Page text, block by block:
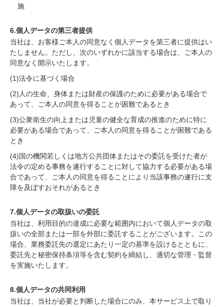
施
6.個人データの第三者提供
当社は、お客様ご本人の同意なく個人データを第三者に提供はい
たしません。ただし、次のいずれかに該当する場合は、ご本人の
同意なく開示いたします。
(1)法令に基づく場合
(2)人の生命、身体または財産の保護のために必要がある場合で
あって、ご本人の同意を得ることが困難であるとき
(3)公衆衛生の向上または児童の健全な育成の推進のために特に
必要がある場合であって、ご本人の同意を得ることが困難である
とき
(4)国の機関若しくは地方公共団体またはその委託を受けた者が
法令の定める事務を遂行することに対して協力する必要がある場
合であって、ご本人の同意を得ることにより当該事務の遂行に支
障を及ぼすおそれがあるとき
7.個人データの取扱いの委託
当社は、利用目的の達成に必要な範囲内において個人データの取
扱いの全部または一部を外部に委託することがございます。この
場合、業務委託先の選定にあたり一定の基準を設けるとともに、
委託先と秘密保持条項等を含む契約を締結し、適切な管理・監督
を実施いたします。
8.個人データの共同利用
当社は、当社が必要と判断した場合にのみ、本サービス上で取り